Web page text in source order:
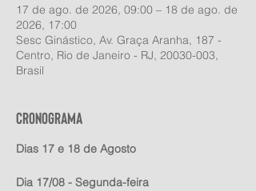
17 de ago. de 2026, 09:00 – 18 de ago. de
2026, 17:00
Sesc Ginástico, Av. Graça Aranha, 187 -
Centro, Rio de Janeiro - RJ, 20030-003,
Brasil
Cronograma
Dias 17 e 18 de Agosto
Dia 17/08 - Segunda-feira